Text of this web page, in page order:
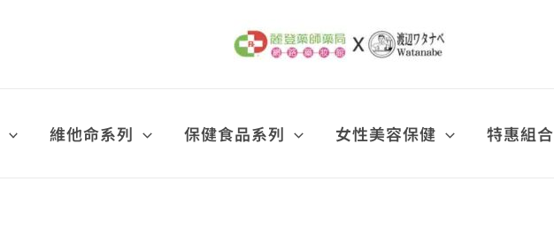
維他命系列 保健食品系列 女性美容保健 特惠組合